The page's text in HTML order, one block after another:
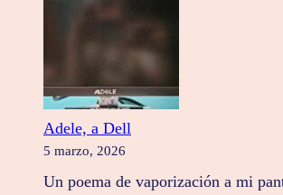
Adele, a Dell
5 marzo, 2026
Un poema de vaporización a mi